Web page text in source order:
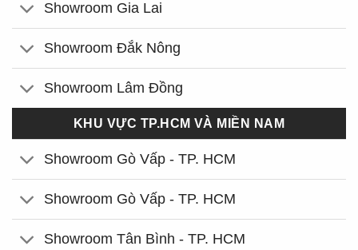
Showroom Gia Lai
Showroom Đắk Nông
Showroom Lâm Đồng
KHU VỰC TP.HCM VÀ MIỀN NAM
Showroom Gò Vấp - TP. HCM
Showroom Gò Vấp - TP. HCM
Showroom Tân Bình - TP. HCM